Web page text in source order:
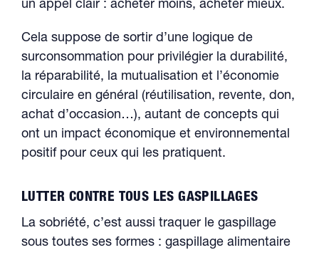
un appel clair : acheter moins, acheter mieux.
Cela suppose de sortir d’une logique de
surconsommation pour privilégier la durabilité,
la réparabilité, la mutualisation et l’économie
circulaire en général (réutilisation, revente, don,
achat d’occasion…), autant de concepts qui
ont un impact économique et environnemental
positif pour ceux qui les pratiquent.
LUTTER CONTRE TOUS LES GASPILLAGES
La sobriété, c’est aussi traquer le gaspillage
sous toutes ses formes : gaspillage alimentaire